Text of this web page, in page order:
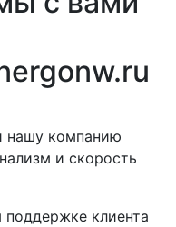
нашу компанию
и скорость
клиента